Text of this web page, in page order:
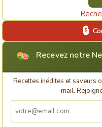
Recevez notre
Recettes inédites et saveurs
mail.